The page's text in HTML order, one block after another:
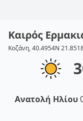
Καιρός
Κοζάνη, 40.4954N
Ανατολή Ηλίου